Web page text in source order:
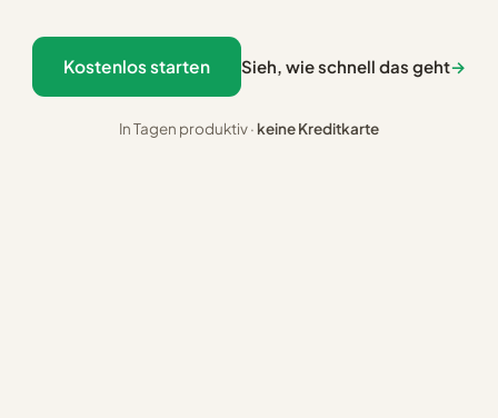
Kostenlos starten Sieh, wie schnell das geht→
In Tagen produktiv · keine Kreditkarte